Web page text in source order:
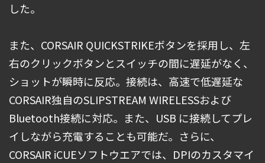
した。
また、CORSAIR QUICKSTRIKEボタンを採用し、左
右のクリックボタンとスイッチの間に遅延がなく、
ショットが瞬時に反応。接続は、高速で低遅延な
CORSAIR独自のSLIPSTREAM WIRELESSおよび
Bluetooth接続に対応。また、USB に接続してプレ
イしながら充電することも可能だ。さらに、
CORSAIR iCUEソフトウエアでは、DPIのカスタマイ